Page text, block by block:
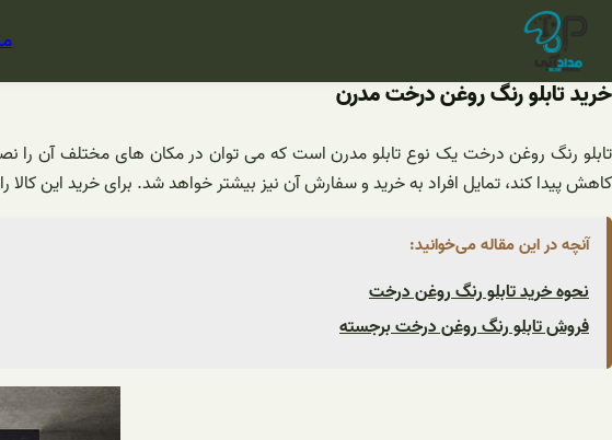
محتوا
خرید تابلو رنگ روغن درخت مدرن
تابلو رنگ روغن درخت یک نوع تابلو مدرن است که می توان در مکان های مختلف آن را
کاهش پیدا کند، تمایل افراد به خرید و سفارش آن نیز بیشتر خواهد شد. برای خرید این
آنچه در این مقاله می‌خوانید:
نحوه خرید تابلو رنگ روغن درخت
فروش تابلو رنگ روغن درخت برجسته